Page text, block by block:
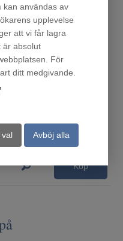
kan användas av
upplevelse
att vi får lagra
är absolut
För
ditt medgivande.
val Avböj alla
M4RHBH01
279
Köp